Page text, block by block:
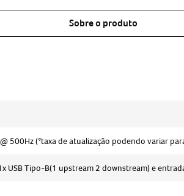
Sobre o produto
500Hz (*taxa de atualização podendo variar
USB Tipo-B(1 upstream 2 downstream) e